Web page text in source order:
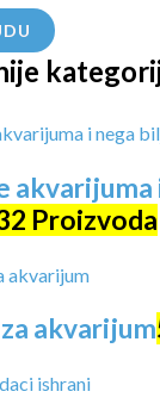
akvarijuma
Proizvoda
akvarijum